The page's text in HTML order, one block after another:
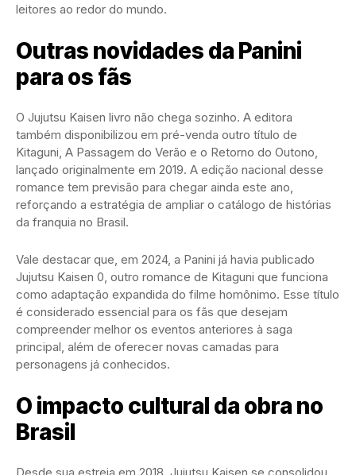
leitores ao redor do mundo.
Outras novidades da Panini
para os fãs
O Jujutsu Kaisen livro não chega sozinho. A editora
também disponibilizou em pré-venda outro título de
Kitaguni, A Passagem do Verão e o Retorno do Outono,
lançado originalmente em 2019. A edição nacional desse
romance tem previsão para chegar ainda este ano,
reforçando a estratégia de ampliar o catálogo de histórias
da franquia no Brasil.
Vale destacar que, em 2024, a Panini já havia publicado
Jujutsu Kaisen 0, outro romance de Kitaguni que funciona
como adaptação expandida do filme homônimo. Esse título
é considerado essencial para os fãs que desejam
compreender melhor os eventos anteriores à saga
principal, além de oferecer novas camadas para
personagens já conhecidos.
O impacto cultural da obra no
Brasil